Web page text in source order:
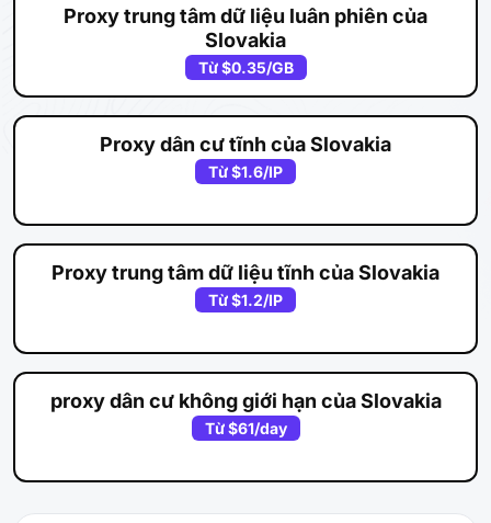
Proxy trung tâm dữ liệu luân phiên của
Slovakia
Từ$0.35/GB
Proxy dân cư tĩnh của Slovakia
Từ$1.6/IP
Proxy trung tâm dữ liệu tĩnh của Slovakia
Từ$1.2/IP
proxy dân cư không giới hạn của Slovakia
Từ$61/day